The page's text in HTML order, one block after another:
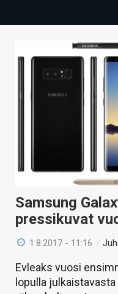
TECHBBS
TIETOA
HINTA.FI
Samsung
pressikuvat
1.8.2017 - 11:16 /
Evleaks vuosi
lopulla